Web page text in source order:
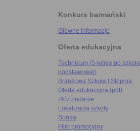
Konkurs barmański
Główne informacje
Oferta edukacyjna
Technikum (5-letnie po szkole
podstawowej)
Branżowa Szkoła I Stopnia
Oferta edukacyjna (pdf)
Złóż podanie
Lokalizacja szkoły
Sonda
Film promocyjny